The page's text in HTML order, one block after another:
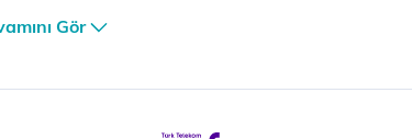
Güvenlik Merkezi
Gör